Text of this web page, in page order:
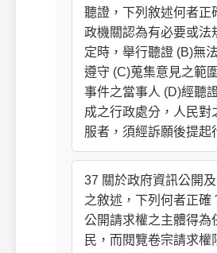
聽證，下列敘述何者正
政機關認為有必要或法
定時，舉行聽證 (B)無
遵守 (C)蒐集意見之範
事件之當事人 (D)經聽
成之行政處分，人民對
服者，須經訴願後提起
37 關於政府資訊公開
之敘述，下列何者正確
公開請求權之主體得為
民，而閱覽卷宗請求權